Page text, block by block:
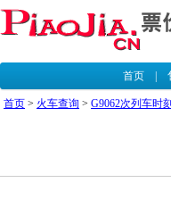
首页|
首页 > 火车查询 > G9062次列车时